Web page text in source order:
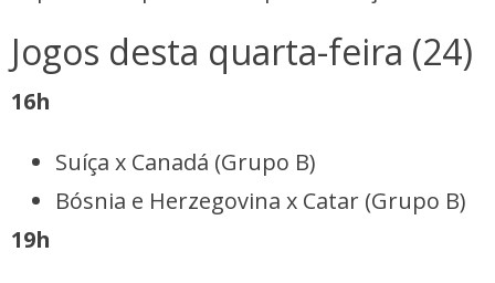
Jogos desta quarta-feira (24)
16h
Suíça x Canadá (Grupo B)
Bósnia e Herzegovina x Catar (Grupo B)
19h